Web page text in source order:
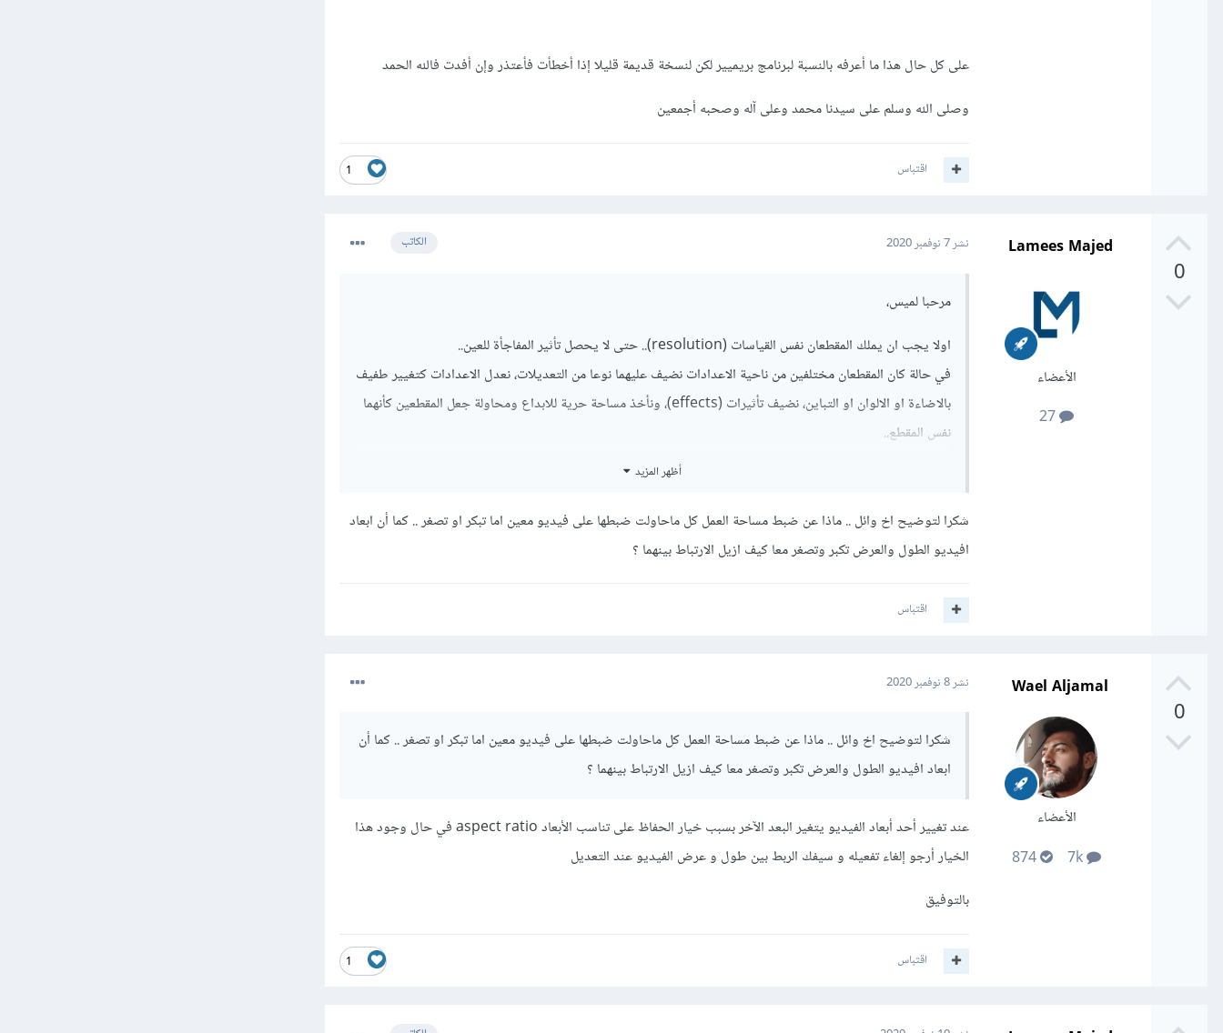
على كل حال هذا ما أعرفه بالنسبة لبرنامج بريميير لكن لنسخة قديمة قليلا إذا أخطأت فأعتذر وإن أفدت فالله الحمد
وصلى الله وسلم على سيدنا محمد وعلى آله وصحبه أجمعين
1 اقتباس
0
Lamees Majed
الأعضاء
الكاتب نشر7 نوفمبر 2020
مرحبا لميس،
اولا يجب ان يملك المقطعان نفس القياسات (resolution).. حتى لا يحصل تأثير المفاجأة للعين..
في حالة كان المقطعان مختلفين من ناحية الاعدادات نضيف عليهما نوعا من التعديلات، نعدل الاعدادات كتغيير طفيف
بالاضاءة او الالوان او التباين، نضيف تأثيرات (effects)، ونأخذ مساحة حرية للابداع ومحاولة جعل المقطعين كأنهما
نفس المقطع..
النقطة الأخيرة وهي اختيار الانتقال المناسب (transition) للربط بين المقطعين وهو غالبا ما يكون التلاشي
.
لا يجب نسيان معالجة الصوت خلال المقطعين، يجب أن يكونا نفس مستوى الصوت المسموع، أي إن كان أحدهما
أصوات مخالفة.
طبعا الاختيار الانتقالي: التلاشي (Crossfade) يشمل الصوت كذلك ولا يشمل الصورة فقط.
بالتوفيق
أظهر المزيد
شكرا لتوضيح اخ وائل .. ماذا عن ضبط مساحة العمل كل ماحاولت ضبطها على فيديو معين اما تبكر او تصغر .. كما أن ابعاد
افيديو الطول والعرض تكبر وتصغر معا كيف ازيل الارتباط بينهما ؟
اقتباس
0
Wael Aljamal
الأعضاء
نشر8 نوفمبر 2020
شكرا لتوضيح اخ وائل .. ماذا عن ضبط مساحة العمل كل ماحاولت ضبطها على فيديو معين اما تبكر او تصغر .. كما أن
ابعاد افيديو الطول والعرض تكبر وتصغر معا كيف ازيل الارتباط بينهما ؟
عند تغيير أحد أبعاد الفيديو يتغير البعد الآخر بسبب خيار الحفاظ على تناسب الأبعاد aspect ratio في حال وجود هذا
الخيار أرجو إلغاء تفعيله و سيفك الربط بين طول و عرض الفيديو عند التعديل
بالتوفيق
1 اقتباس